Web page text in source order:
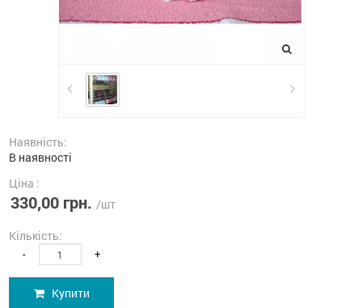
Наявність:
В наявності
Ціна :
330,00 грн. /шт
Кількість:
- +
Купити